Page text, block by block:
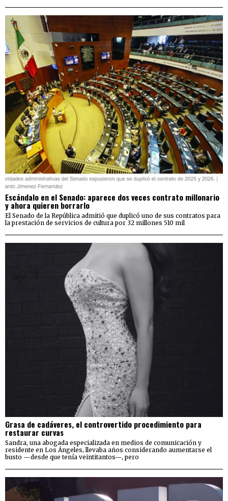
Escándalo en el Senado: aparece dos veces contrato millonario
y ahora quieren borrarlo
El Senado de la República admitió que duplicó uno de sus contratos para
la prestación de servicios de cultura por 32 millones 510 mil
Grasa de cadáveres, el controvertido procedimiento para
restaurar curvas
Sandra, una abogada especializada en medios de comunicación y
residente en Los Ángeles, llevaba años considerando aumentarse el
busto —desde que tenía veintitantos—, pero